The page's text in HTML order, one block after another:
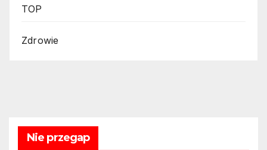
TOP
Zdrowie
Nie przegap